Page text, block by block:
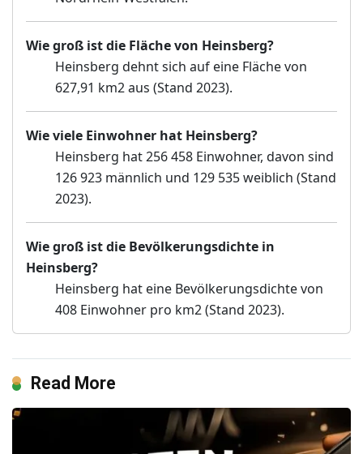
Wie groß ist die Fläche von Heinsberg?
Heinsberg dehnt sich auf eine Fläche von
627,91 km2 aus (Stand 2023).
Wie viele Einwohner hat Heinsberg?
Heinsberg hat 256 458 Einwohner, davon sind
126 923 männlich und 129 535 weiblich (Stand
2023).
Wie groß ist die Bevölkerungsdichte in
Heinsberg?
Heinsberg hat eine Bevölkerungsdichte von
408 Einwohner pro km2 (Stand 2023).
Read More